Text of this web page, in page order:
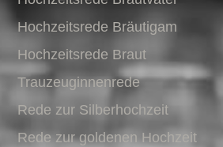
Hochzeitsrede Bräutigam
Hochzeitsrede Braut
Trauzeuginnenrede
Rede zur Silberhochzeit
Rede zur goldenen Hochzeit